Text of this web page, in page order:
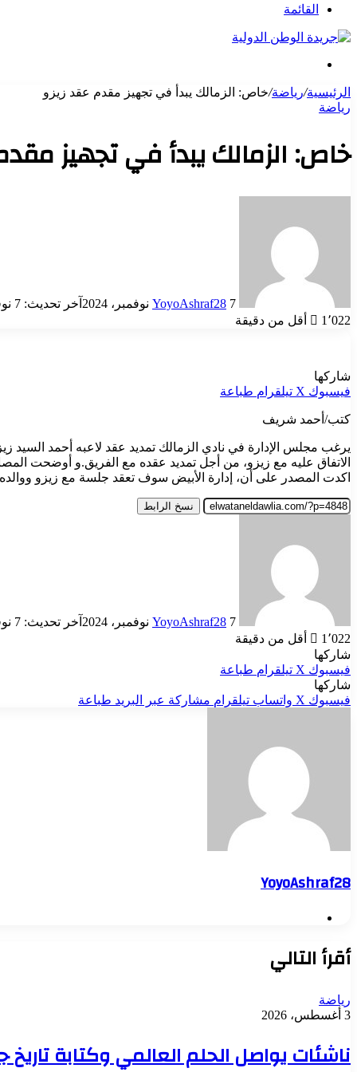
القائمة
الرئيسية/رياضة/خاص: الزمالك يبدأ في تجهيز مقدم عقد زيزو
رياضة
خاص: الزمالك يبدأ في تجهيز
YoyoAshraf28 7 نوفمبر، 2024
آخر تحديث: 7 نوفمبر، 2024
1٬022
أقل من دقيقة
شاركها
فيسبوك ‫X تيلقرام طباعة
كتب/أحمد شريف
الاتفاق عليه مع زيزو، من أجل تمديد عقده مع الفريق.و أوضحت
اكدت المصدر على أن، إدارة الأبيض سوف تعقد جلسة مع زيزو ووالده
نسخ الرابط
YoyoAshraf28 7 نوفمبر، 2024
آخر تحديث: 7 نوفمبر، 2024
1٬022
أقل من دقيقة
شاركها
فيسبوك ‫X تيلقرام طباعة
شاركها
فيسبوك ‫X واتساب تيلقرام مشاركة عبر البريد طباعة
YoyoAshraf28
أقرأ التالي
رياضة
3 أغسطس، 2026
ناشئات يواصل الحلم العالمي وكتابة تاريخ